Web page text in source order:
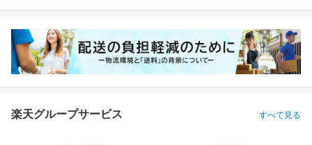
楽天グループサービス すべて見る